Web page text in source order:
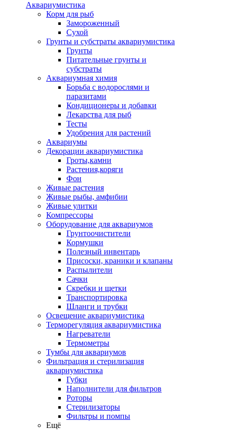
Аквариумистика
Корм для рыб
Замороженный
Сухой
Грунты и субстраты аквариумистика
Грунты
Питательные грунты и
субстраты
Аквариумная химия
Борьба с водорослями и
паразитами
Кондиционеры и добавки
Лекарства для рыб
Тесты
Удобрения для растений
Аквариумы
Декорации аквариумистика
Гроты,камни
Растения,коряги
Фон
Живые растения
Живые рыбы, амфибии
Живые улитки
Компрессоры
Оборудование для аквариумов
Грунтоочистители
Кормушки
Полезный инвентарь
Присоски, краники и клапаны
Распылители
Сачки
Скребки и щетки
Транспортировка
Шланги и трубки
Освещение аквариумистика
Терморегуляция аквариумистика
Нагреватели
Термометры
Тумбы для аквариумов
Фильтрация и стерилизация
аквариумистика
Губки
Наполнители для фильтров
Роторы
Стерилизаторы
Фильтры и помпы
Ещё